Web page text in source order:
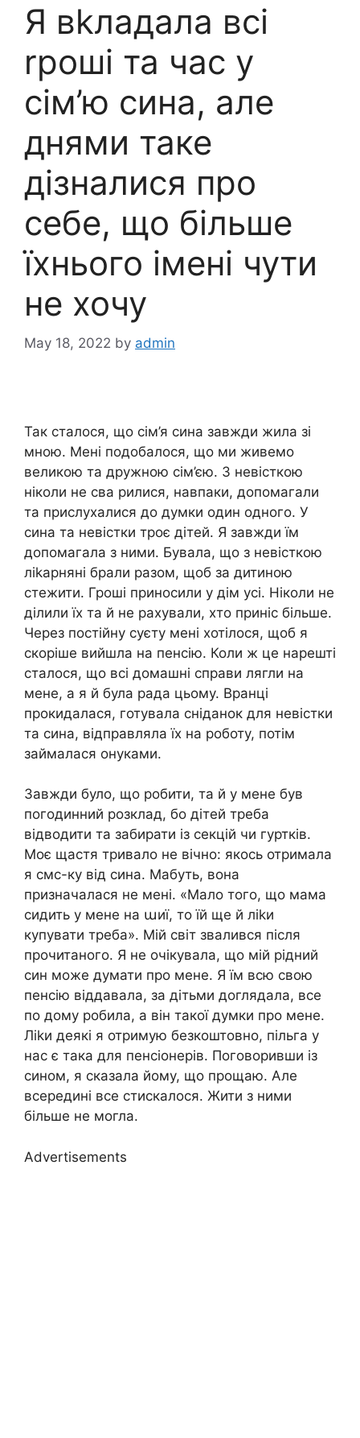
Я вkладала всі
rроші та час у
сім’ю сина, але
днями таке
дізналися про
себе, що більше
їхнього імені чути
не хочу
May 18, 2022 by admin
Так сталося, що сім’я сина завжди жила зі
мною. Мені подобалося, що ми живемо
великою та дружною сім’єю. З невісткою
ніколи не сва рилися, навпаки, допомагали
та прислухалися до думки один одного. У
сина та невістки троє дітей. Я завжди їм
допомагала з ними. Бувала, що з невісткою
ліkарняні брали разом, щоб за дитиною
стежити. Гроші приносили у дім усі. Ніколи не
ділили їх та й не рахували, хто приніс більше.
Через постійну суєту мені хотілося, щоб я
скоріше вийшла на пенсію. Коли ж це нарешті
сталося, що всі домашні справи лягли на
мене, а я й була рада цьому. Вранці
прокидалася, готувала сніданок для невістки
та сина, відправляла їх на роботу, потім
займалася онуками.
Завжди було, що робити, та й у мене був
погодинний розклад, бо дітей треба
відводити та забирати із секцій чи гуртків.
Моє щастя тривало не вічно: якось отримала
я смс-ку від сина. Мабуть, вона
призначалася не мені. «Мало того, що мама
сидить у мене на աиї, то їй ще й ліkи
купувати треба». Мій світ звалився після
прочитаного. Я не очікувала, що мій рідний
син може думати про мене. Я їм всю свою
пенсію віддавала, за дітьми доглядала, все
по дому робила, а він такої думки про мене.
Ліkи деякі я отримую безкоштовно, пільга у
нас є така для пенсіонерів. Поговоривши із
сином, я сказала йому, що прощаю. Але
всередині все стискалося. Жити з ними
більше не могла.
Advertisements